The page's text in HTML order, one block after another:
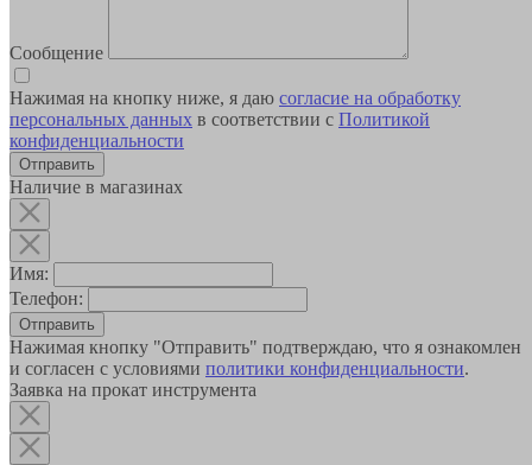
Сообщение
Нажимая на кнопку ниже, я даю согласие на обработку
персональных данных в соответствии с Политикой
конфиденциальности
Наличие в магазинах
Имя:
Телефон:
Отправить
Нажимая кнопку "Отправить" подтверждаю, что я ознакомлен
и согласен с условиями политики конфиденциальности.
Заявка на прокат инструмента